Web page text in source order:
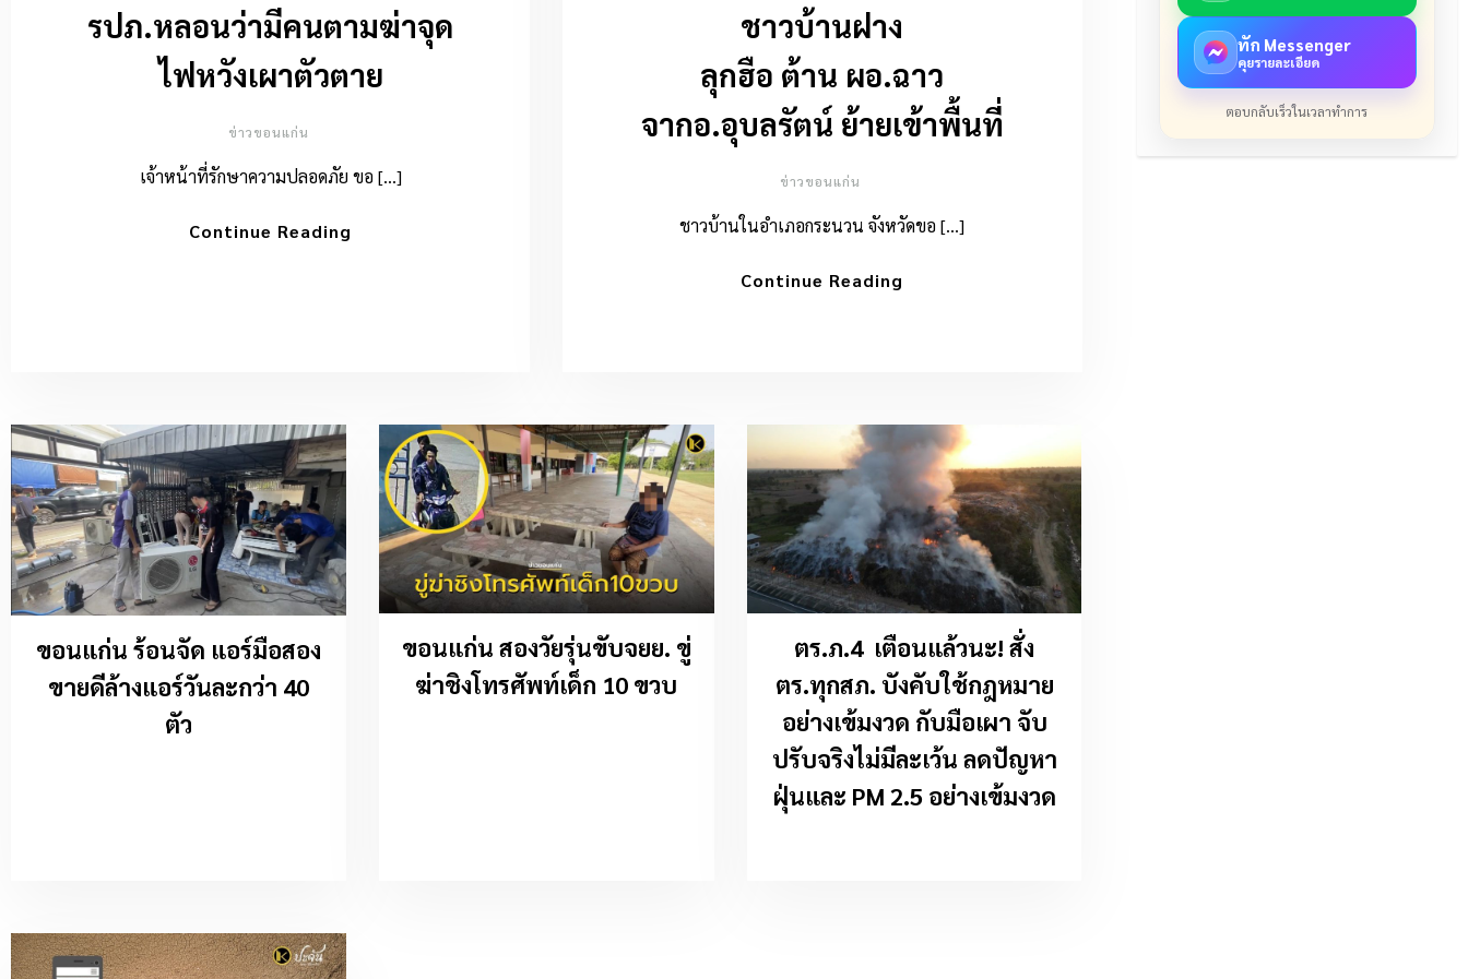
รปภ.หลอนว่ามีคนตามฆ่าจุด
ไฟหวังเผาตัวตาย
ข่าวขอนแก่น
เจ้าหน้าที่รักษาความปลอดภัย ขอ […]
Continue Reading
ชาวบ้านฝาง
ลุกฮือ ต้าน ผอ.ฉาว
จากอ.อุบลรัตน์ ย้ายเข้าพื้นที่
ข่าวขอนแก่น
ชาวบ้านในอำเภอกระนวน จังหวัดขอ […]
Continue Reading
ขอนแก่น ร้อนจัด แอร์มือสอง
ขายดีล้างแอร์วันละกว่า 40
ตัว
ขอนแก่น สองวัยรุ่นขับจยย. ขู่
ฆ่าชิงโทรศัพท์เด็ก 10 ขวบ
ตร.ภ.4 เตือนแล้วนะ! สั่ง
ตร.ทุกสภ. บังคับใช้กฎหมาย
อย่างเข้มงวด กับมือเผา จับ
ปรับจริงไม่มีละเว้น ลดปัญหา
ฝุ่นและ PM 2.5 อย่างเข้มงวด
ทัก Messenger
คุยรายละเอียด
ตอบกลับเร็วในเวลาทำการ